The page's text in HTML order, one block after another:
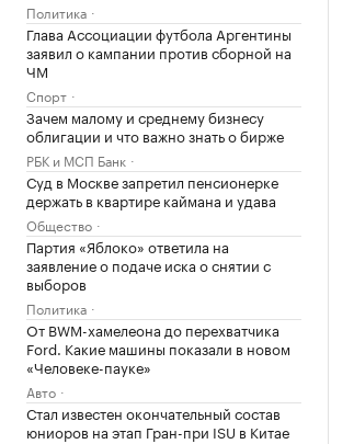
Политика
Глава Ассоциации футбола Аргентины
заявил о кампании против сборной на
ЧМ
Спорт
Зачем малому и среднему бизнесу
облигации и что важно знать о бирже
РБК и МСП Банк
Суд в Москве запретил пенсионерке
держать в квартире каймана и удава
Общество
Партия «Яблоко» ответила на
заявление о подаче иска о снятии с
выборов
Политика
От BWM-хамелеона до перехватчика
Ford. Какие машины показали в новом
«Человеке-пауке»
Авто
Стал известен окончательный состав
юниоров на этап Гран-при ISU в Китае